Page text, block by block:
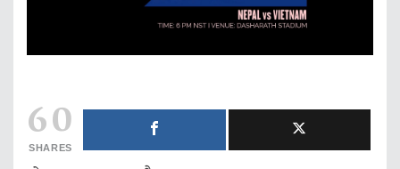
60
SHARES